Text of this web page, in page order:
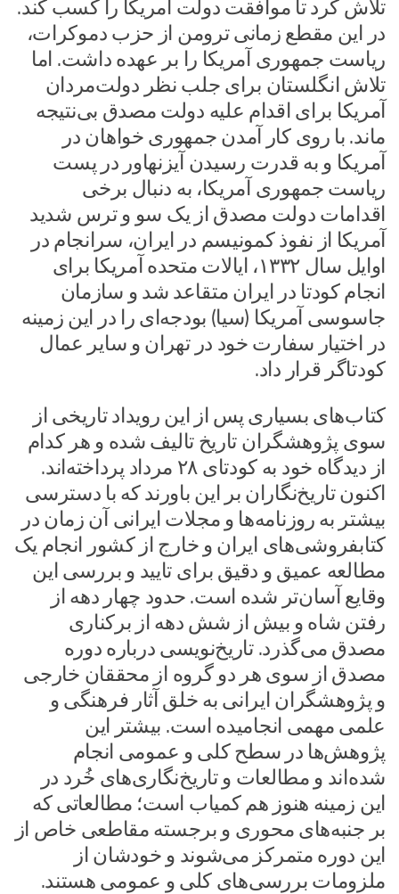
تلاش کرد تا موافقت دولت آمریکا را کسب کند.
در این مقطع زمانی ترومن از حزب دموکرات،
ریاست جمهوری آمریکا را بر عهده داشت. اما
تلاش انگلستان برای جلب نظر دولت‌مردان
آمریکا برای اقدام علیه دولت مصدق بی‌نتیجه
ماند. با روی کار آمدن جمهوری خواهان در
آمریکا و به قدرت رسیدن آیزنهاور در پست
ریاست جمهوری آمریکا، به دنبال برخی
اقدامات دولت مصدق از یک سو و ترس شدید
آمریکا از نفوذ کمونیسم در ایران، سرانجام در
اوایل سال ۱۳۳۲، ایالات متحده آمریکا برای
انجام کودتا در ایران متقاعد شد و سازمان
جاسوسی آمریکا (سیا) بودجه‌ای را در این زمینه
در اختیار سفارت خود در تهران و سایر عمال
کودتاگر قرار داد.
کتاب‌های بسیاری پس از این رویداد تاریخی از
سوی پژوهشگران تاریخ تالیف شده و هر کدام
از دیدگاه خود به کودتای ۲۸ مرداد پرداخته‌اند.
اکنون تاریخ‌نگاران بر این باورند که با دسترسی
بیشتر به روزنامه‌ها و مجلات ایرانی آن زمان در
کتابفروشی‌های ایران و خارج از کشور انجام یک
مطالعه عمیق و دقیق برای تایید و بررسی این
وقایع آسان‌تر شده است. حدود چهار دهه از
رفتن شاه و بیش از شش دهه از برکناری
مصدق می‌‌گذرد. تاریخ‌نویسی درباره دوره
مصدق از سوی هر دو گروه از محققان خارجی
و پژوهشگران ایرانی به خلق آثار فرهنگی و
علمی مهمی انجامیده است. بیشتر این
پژوهش‌ها در سطح کلی و عمومی انجام
شده‌اند و مطالعات و تاریخ‌نگاری‌های خُرد در
این زمینه هنوز هم کمیاب است؛ مطالعاتی که
بر جنبه‌های محوری و برجسته مقاطعی خاص از
این دوره متمرکز می‌شوند و خودشان از
ملزومات بررسی‌های کلی و عمومی هستند.